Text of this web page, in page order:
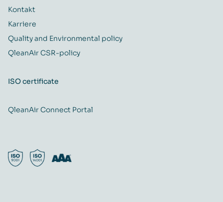
Kontakt
Karriere
Quality and Environmental policy
QleanAir CSR-policy
ISO certificate
QleanAir Connect Portal